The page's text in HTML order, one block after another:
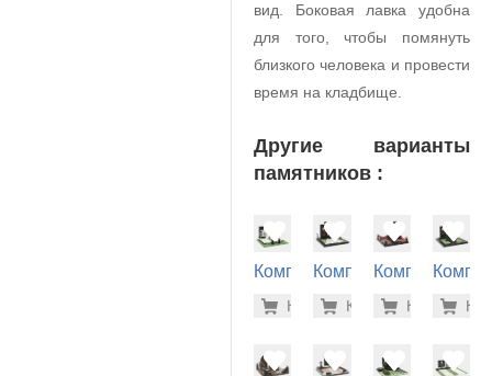
вид. Боковая лавка удобна
для того, чтобы помянуть
близкого человека и провести
время на кладбище.
Другие варианты
памятников :
Комплекс
могилу
-7%
Купить
Комплекс
могилу
-7%
Купить
Комплекс
могилу
-
Купитьмогилу